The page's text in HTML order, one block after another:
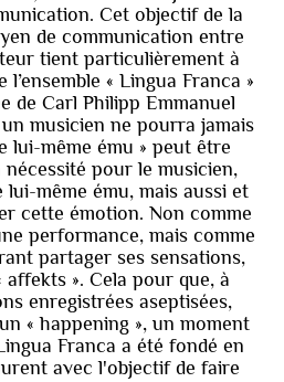
Cet objectif de la
de communication entre
tient particulièrement à
« Lingua Franca »
de Carl Philipp Emmanuel
musicien ne pourra jamais
lui-même ému » peut être
pour le musicien,
lui-même ému, mais aussi et
cette émotion. Non comme
performance, mais comme
partager ses sensations,
affekts ». Cela pour que, à
enregistrées aseptisées,
« happening », un moment
Franca a été fondé en
avec l'objectif de faire